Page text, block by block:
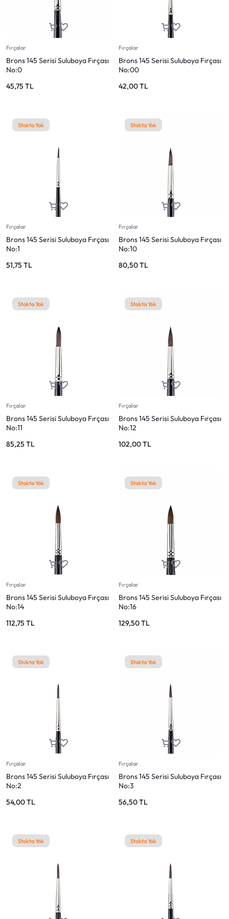
Fırçalar
Brons 145 Serisi Suluboya Fırçası
No:0
45,75 TL
Fırçalar
Brons 145 Serisi Suluboya Fırçası
No:00
42,00TL
Stokta Yok
Fırçalar
Brons 145 Serisi Suluboya Fırçası
No:1
51,75 TL
Stokta Yok
Fırçalar
Brons 145 Serisi Suluboya Fırçası
No:10
80,50TL
Stokta Yok
Fırçalar
Brons 145 Serisi Suluboya Fırçası
No:11
85,25 TL
Stokta Yok
Fırçalar
Brons 145 Serisi Suluboya Fırçası
No:12
102,00TL
Stokta Yok
Fırçalar
Brons 145 Serisi Suluboya Fırçası
No:14
112,75 TL
Stokta Yok
Fırçalar
Brons 145 Serisi Suluboya Fırçası
No:16
129,50TL
Stokta Yok
Fırçalar
Brons 145 Serisi Suluboya Fırçası
No:2
54,00TL
Stokta Yok
Fırçalar
Brons 145 Serisi Suluboya Fırçası
No:3
56,50TL
Stokta Yok Stokta Yok